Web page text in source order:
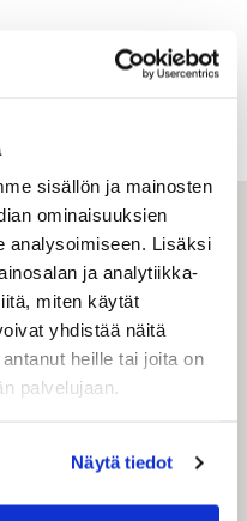
sisällön ja mainosten
ominaisuuksien
analysoimiseen. Lisäksi
ja analytiikka-
miten käytät
yhdistää näitä
heille tai joita on
palvelujaan.
Näytä tiedot
suunatud hinnad ja
saad kohe
valikule ja
Shipitee
pakub sinu